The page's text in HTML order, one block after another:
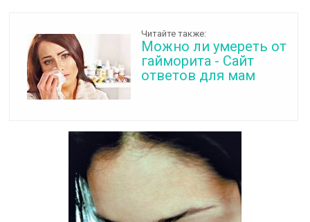
Читайте также:
Можно ли умереть от
гайморита - Сайт
ответов для мам